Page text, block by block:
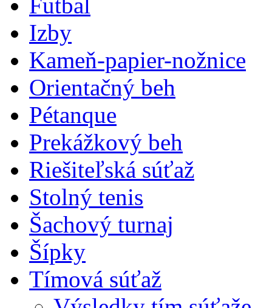
Izby
Kameň-papier-nožnice
Orientačný beh
Pétanque
Prekážkový beh
Riešiteľská súťaž
Stolný tenis
Šachový turnaj
Šípky
Tímová súťaž